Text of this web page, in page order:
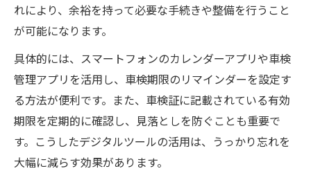
れにより、余裕を持って必要な手続きや整備を行うこと
が可能になります。
具体的には、スマートフォンのカレンダーアプリや車検
管理アプリを活用し、車検期限のリマインダーを設定す
る方法が便利です。また、車検証に記載されている有効
期限を定期的に確認し、見落としを防ぐことも重要で
す。こうしたデジタルツールの活用は、うっかり忘れを
大幅に減らす効果があります。